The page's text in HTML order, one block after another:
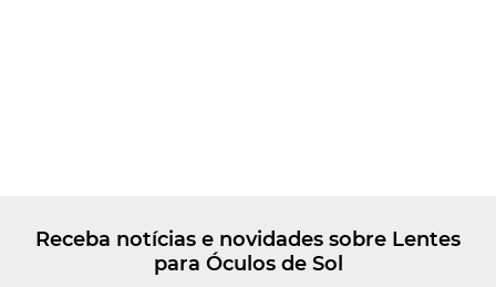
Receba notícias e novidades sobre Lentes
para Óculos de Sol